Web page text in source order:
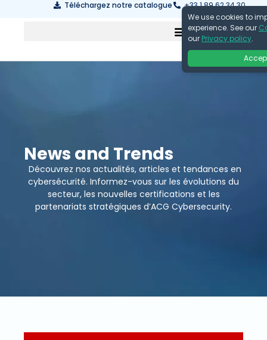
Téléchargez notre catalogue +33 1 89 62 34 30
News and Trends
Découvrez nos actualités, articles et tendances en
cybersécurité. Informez-vous sur les évolutions du
secteur, les nouvelles certifications et les
partenariats stratégiques d’ACG Cybersecurity.
We use cookies to
experience. See our
our Privacy policy.